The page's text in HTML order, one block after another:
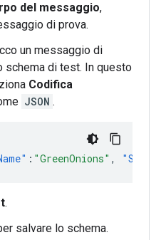
del messaggio,
di prova.
un messaggio di
schema di test. In questo
Codifica
JSON .
: "GreenOnions" , "SKU"
.
salvare lo schema.